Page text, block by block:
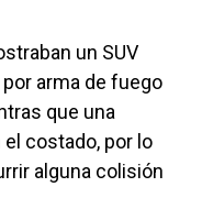
un SUV
arma de fuego
que una
costado, por lo
alguna colisión